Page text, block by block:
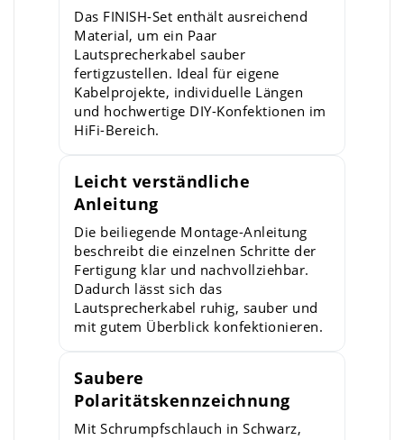
Das FINISH-Set enthält ausreichend
Material, um ein Paar
Lautsprecherkabel sauber
fertigzustellen. Ideal für eigene
Kabelprojekte, individuelle Längen
und hochwertige DIY-Konfektionen im
HiFi-Bereich.
Leicht verständliche
Anleitung
Die beiliegende Montage-Anleitung
beschreibt die einzelnen Schritte der
Fertigung klar und nachvollziehbar.
Dadurch lässt sich das
Lautsprecherkabel ruhig, sauber und
mit gutem Überblick konfektionieren.
Saubere
Polaritätskennzeichnung
Mit Schrumpfschlauch in Schwarz,